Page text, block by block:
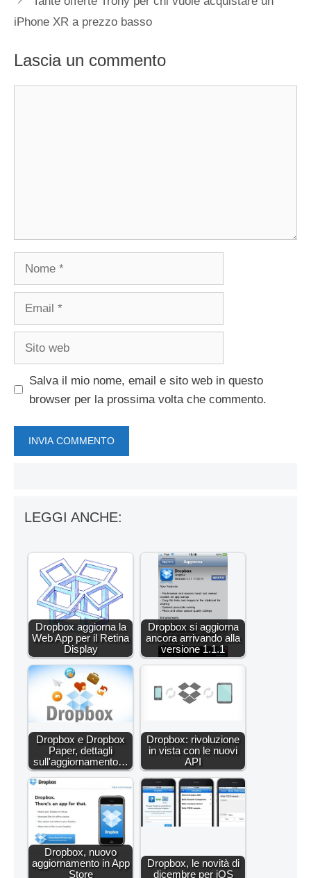
iPhone XR a prezzo basso
Lascia un commento
Salva il mio nome, email e sito web in questo
browser per la prossima volta che commento.
LEGGI ANCHE:
Dropbox aggiorna la
Web App per il Retina
Display
Dropbox si aggiorna
ancora arrivando alla
versione 1.1.1
Dropbox e Dropbox
Paper, dettagli
sull'aggiornamento…
Dropbox: rivoluzione
in vista con le nuovi
API
Dropbox, nuovo
aggiornamento in App
Store
Dropbox, le novità di
dicembre per iOS